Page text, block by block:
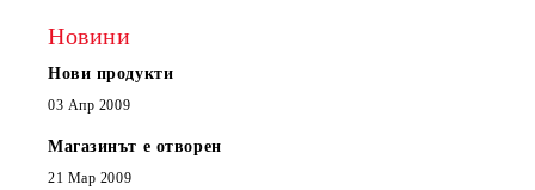
Новини
Нови продукти
03 Апр 2009
Магазинът е отворен
21 Мар 2009